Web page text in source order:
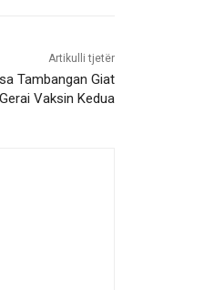
Artikulli tjetër
Tambangan Giat
Vaksin Kedua